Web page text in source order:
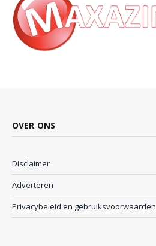
OVER ONS
Disclaimer
Adverteren
Privacybeleid en gebruiksvoorwaarden